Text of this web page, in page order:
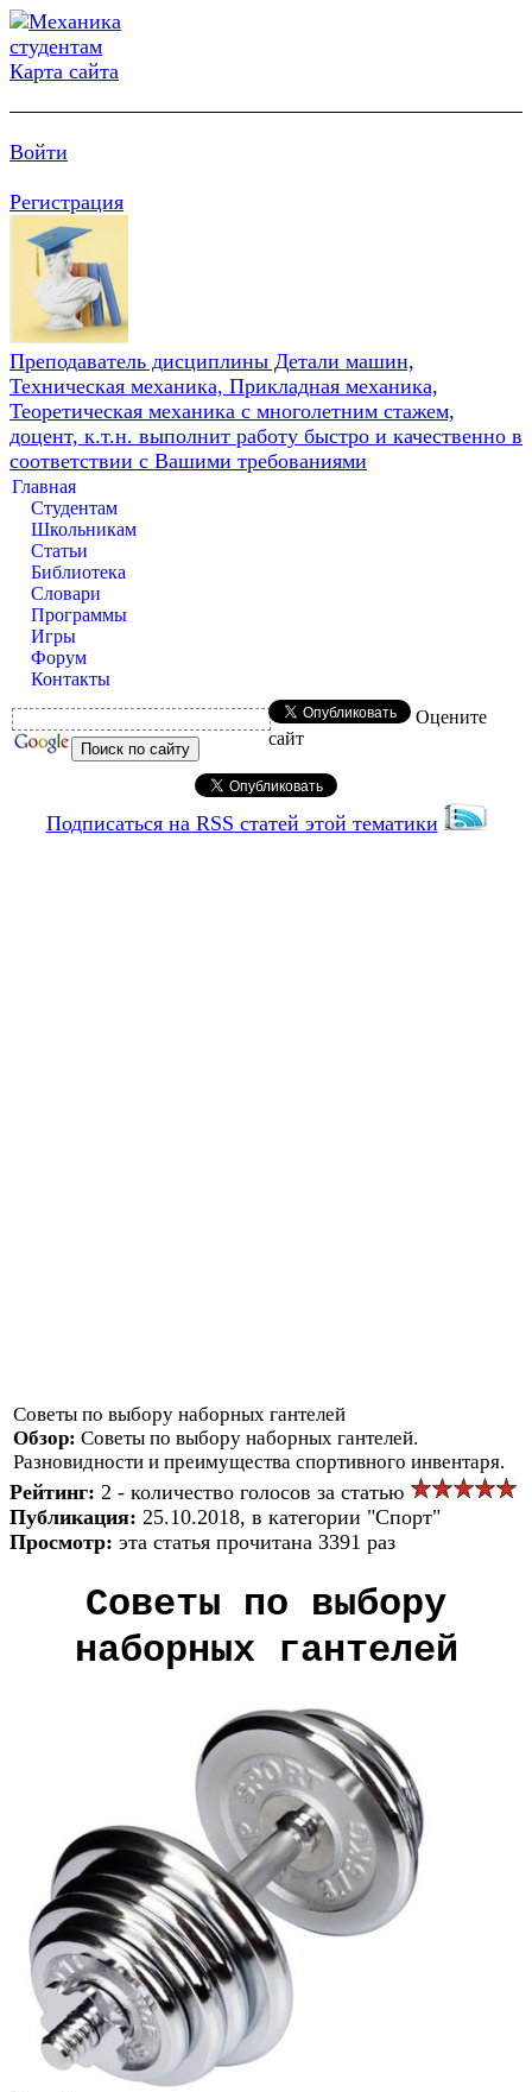
Карта сайта
Войти
Регистрация
Преподаватель дисциплины Детали машин,
Техническая механика, Прикладная механика,
Теоретическая механика с многолетним стажем,
доцент, к.т.н. выполнит работу быстро и качественно в
соответствии с Вашими требованиями
Главная
Студентам
Школьникам
Статьи
Библиотека
Словари
Программы
Игры
Форум
Контакты
Оцените
сайт
Подписаться на RSS статей этой тематики
Советы по выбору наборных гантелей
Обзор: Советы по выбору наборных гантелей.
Разновидности и преимущества спортивного инвентаря.
Рейтинг: 2 - количество голосов за статью
Публикация: 25.10.2018, в категории "Спорт"
Просмотр: эта статья прочитана 3391 раз
Советы по выбору
наборных гантелей